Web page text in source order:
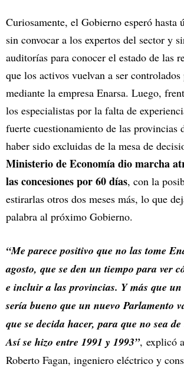
Curiosamente, el Gobierno esperó hasta
sin convocar a los expertos del sector y
auditorías para conocer el estado de las
que los activos vuelvan a ser
mediante la empresa Enarsa. Luego,
los especialistas por la falta de
fuerte cuestionamiento de las provincias
haber sido excluidas de la mesa de
Ministerio de Economía dio marcha
las concesiones por 60 días, con la
estirarlas otros dos meses más, lo que
palabra al próximo Gobierno.
“Me parece positivo que no las tome
agosto, que se den un tiempo para ver
e incluir a las provincias. Y más que
sería bueno que un nuevo Parlamento
que se decida hacer, para que no sea
Así se hizo entre 1991 y 1993”, explicó
Roberto Fagan, ingeniero eléctrico y